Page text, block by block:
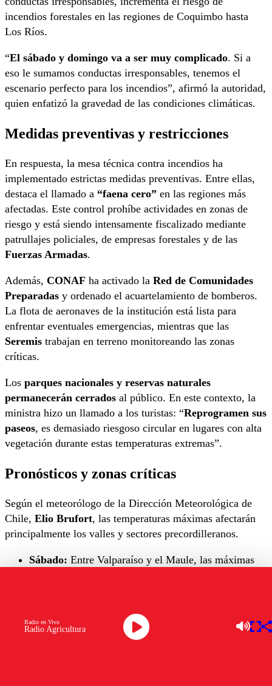
incendios forestales en las regiones de Coquimbo hasta
Los Ríos.
“El sábado y domingo va a ser muy complicado. Si a
eso le sumamos conductas irresponsables, tenemos el
escenario perfecto para los incendios”, afirmó la autoridad,
quien enfatizó la gravedad de las condiciones climáticas.
Medidas preventivas y restricciones
En respuesta, la mesa técnica contra incendios ha
implementado estrictas medidas preventivas. Entre ellas,
destaca el llamado a “faena cero” en las regiones más
afectadas. Este control prohíbe actividades en zonas de
riesgo y está siendo intensamente fiscalizado mediante
patrullajes policiales, de empresas forestales y de las
Fuerzas Armadas.
Además, CONAF ha activado la Red de Comunidades
Preparadas y ordenado el acuartelamiento de bomberos.
La flota de aeronaves de la institución está lista para
enfrentar eventuales emergencias, mientras que las
Seremis trabajan en terreno monitoreando las zonas
críticas.
Los parques nacionales y reservas naturales
permanecerán cerrados al público. En este contexto, la
ministra hizo un llamado a los turistas: “Reprogramen sus
paseos, es demasiado riesgoso circular en lugares con alta
vegetación durante estas temperaturas extremas”.
Pronósticos y zonas críticas
Según el meteorólogo de la Dirección Meteorológica de
Chile, Elio Brufort, las temperaturas máximas afectarán
principalmente los valles y sectores precordilleranos.
Sábado: Entre Valparaíso y el Maule, las máximas
38°C.
Próxima semana:
El lunes y martes se mantendrán
Radio Agricultura
Radio en Vivo